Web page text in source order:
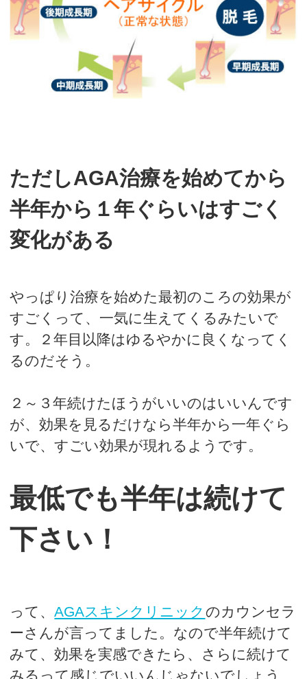
ただしAGA治療を始めてから
半年から１年ぐらいはすごく
変化がある
やっぱり治療を始めた最初のころの効果が
すごくって、一気に生えてくるみたいで
す。２年目以降はゆるやかに良くなってく
るのだそう。
２～３年続けたほうがいいのはいいんです
が、効果を見るだけなら半年から一年ぐら
いで、すごい効果が現れるようです。
最低でも半年は続けて
下さい！
って、AGAスキンクリニック のカウンセラ
ーさんが言ってました。なので半年続けて
みて、効果を実感できたら、さらに続けて
みるって感じでいいんじゃないでしょう